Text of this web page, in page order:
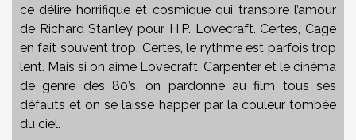
ce délire horrifique et cosmique qui transpire l’amour
de Richard Stanley pour H.P. Lovecraft. Certes, Cage
en fait souvent trop. Certes, le rythme est parfois trop
lent. Mais si on aime Lovecraft, Carpenter et le cinéma
de genre des 80’s, on pardonne au film tous ses
défauts et on se laisse happer par la couleur tombée
du ciel.